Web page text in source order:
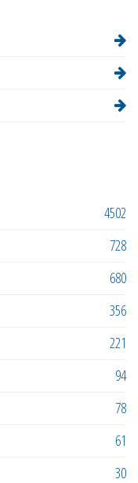
4502
728
680
356
221
94
78
61
30